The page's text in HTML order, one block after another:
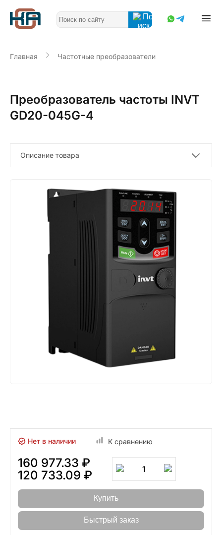
Главная Частотные преобразователи
Преобразователь частоты INVT
GD20-045G-4
Описание товара
Нет в наличии К сравнению
160 977.33 ₽
120 733.09 ₽
1
Купить
Быстрый заказ